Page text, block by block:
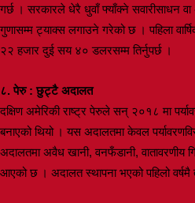
गर्छ । सरकारले धेरै धुवाँ फ्याँक्ने सवारीसाधन वा
गुणासम्म ट्याक्स लगाउने गरेको छ । पहिला
२२ हजार दुई सय ४० डलरसम्म तिर्नुपर्छ ।
८. पेरु : छुट्टै अदालत
दक्षिण अमेरिकी राष्ट्र पेरुले सन् २०१८ मा
बनाएको थियो । यस अदालतमा केवल
अदालतमा अवैध खानी, वनफँडानी, वातावरणीय
आएको छ । अदालत स्थापना भएको पहिलो वर्षमै